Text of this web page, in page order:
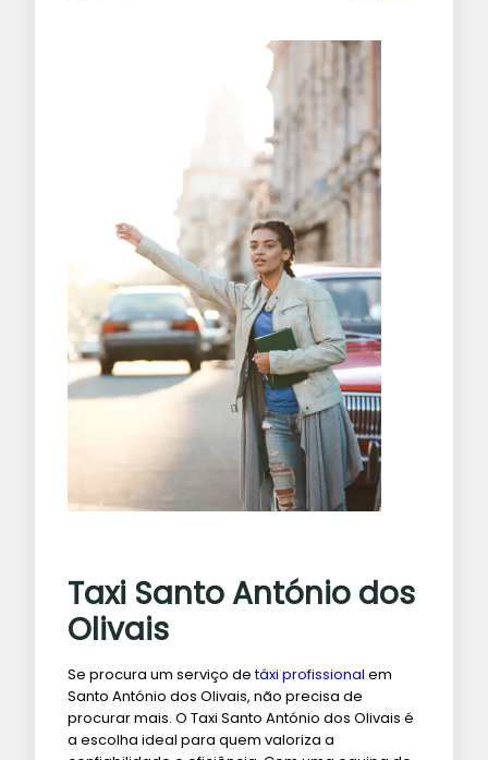
Taxi Santo António dos
Olivais
Se procura um serviço detáxi profissional em
Santo António dos Olivais, não precisa de
procurar mais. O Taxi Santo António dos Olivais é
a escolha ideal para quem valoriza a